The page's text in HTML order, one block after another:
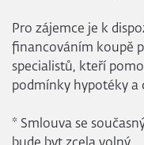
Pro zájemce je k
financováním koupě
specialistů, kteří
podmínky hypotéky a
* Smlouva se